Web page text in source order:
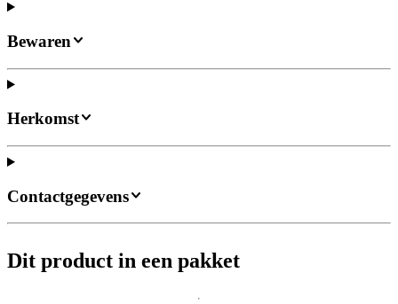
Bewaren
Herkomst
Contactgegevens
Dit product in een pakket